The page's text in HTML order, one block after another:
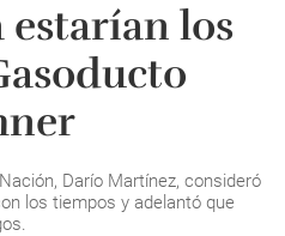
estarían los
Darío Martínez, consideró
los tiempos y adelantó que